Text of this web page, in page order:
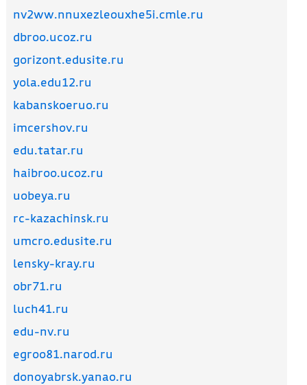
nv2ww.nnuxezleouxhe5i.cmle.ru
dbroo.ucoz.ru
gorizont.edusite.ru
yola.edu12.ru
kabanskoeruo.ru
imcershov.ru
edu.tatar.ru
haibroo.ucoz.ru
uobeya.ru
rc-kazachinsk.ru
umcro.edusite.ru
lensky-kray.ru
obr71.ru
luch41.ru
edu-nv.ru
egroo81.narod.ru
donoyabrsk.yanao.ru